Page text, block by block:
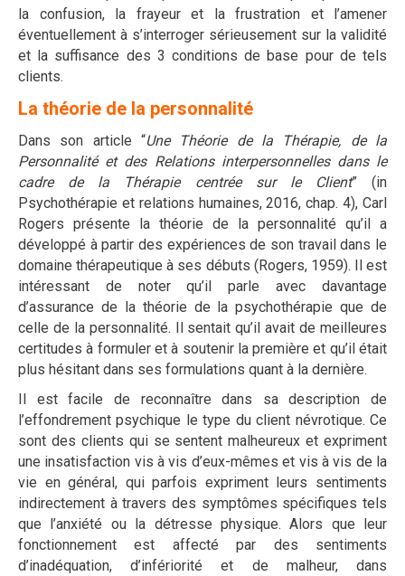
la confusion, la frayeur et la frustration et l’amener
éventuellement à s’interroger sérieusement sur la validité
et la suffisance des 3 conditions de base pour de tels
clients.
La théorie de la personnalité
Dans son article “Une Théorie de la Thérapie, de la
Personnalité et des Relations interpersonnelles dans le
cadre de la Thérapie centrée sur le Client” (in
Psychothérapie et relations humaines, 2016, chap. 4), Carl
Rogers présente la théorie de la personnalité qu’il a
développé à partir des expériences de son travail dans le
domaine thérapeutique à ses débuts (Rogers, 1959). Il est
intéressant de noter qu’il parle avec davantage
d’assurance de la théorie de la psychothérapie que de
celle de la personnalité. Il sentait qu’il avait de meilleures
certitudes à formuler et à soutenir la première et qu’il était
plus hésitant dans ses formulations quant à la dernière.
Il est facile de reconnaître dans sa description de
l’effondrement psychique le type du client névrotique. Ce
sont des clients qui se sentent malheureux et expriment
une insatisfaction vis à vis d’eux-mêmes et vis à vis de la
vie en général, qui parfois expriment leurs sentiments
indirectement à travers des symptômes spécifiques tels
que l’anxiété ou la détresse physique. Alors que leur
fonctionnement est affecté par des sentiments
d’inadéquation, d’infériorité et de malheur, dans